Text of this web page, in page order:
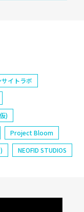
イトラボ
)
Project Bloom
NEOFID STUDIOS